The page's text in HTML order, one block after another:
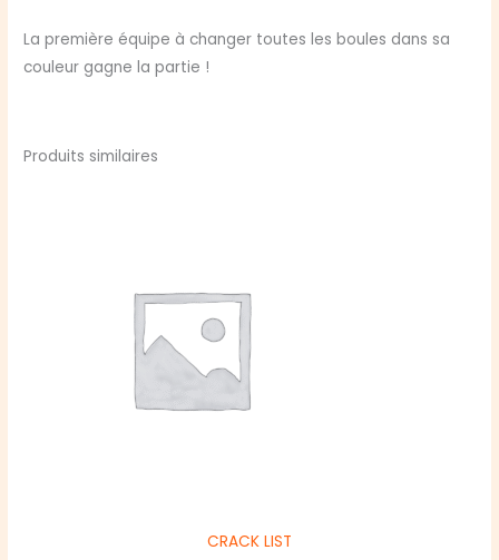
La première équipe à changer toutes les boules dans sa
couleur gagne la partie !
Produits similaires
CRACK LIST